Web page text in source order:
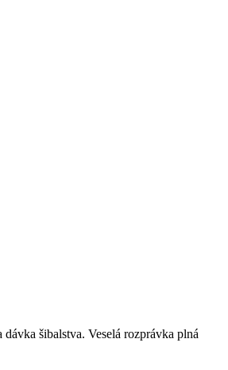
šibalstva. Veselá rozprávka plná